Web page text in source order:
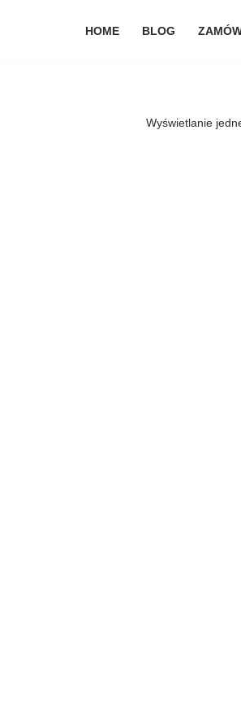
HOME BLOG
Wyświetlanie